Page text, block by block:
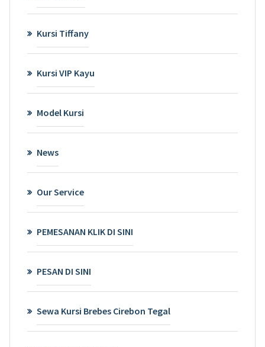
Kursi Tiffany
Kursi VIP Kayu
Model Kursi
News
Our Service
PEMESANAN KLIK DI SINI
PESAN DI SINI
Sewa Kursi Brebes Cirebon Tegal